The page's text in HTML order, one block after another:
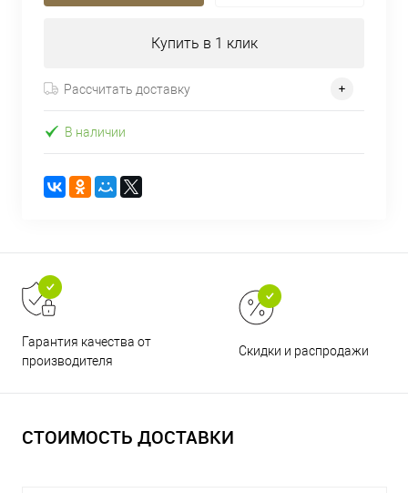
Купить в 1 клик
Рассчитать доставку
В наличии
Гарантия качества от
производителя
Скидки и распродажи
СТОИМОСТЬ ДОСТАВКИ